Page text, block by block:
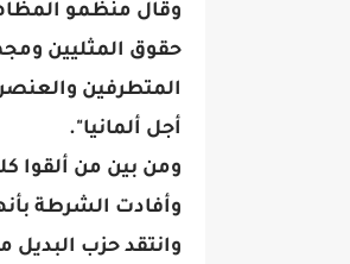
وقال منظمو
المتطرفين
أجل ألمانيا".
ومن بين من ألقوا
وأفادت الشرطة بأنها نشرت نحو 200 فرد
وانتقد حزب